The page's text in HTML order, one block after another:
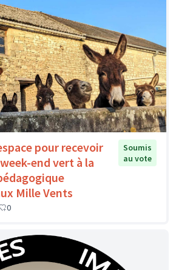
pour recevoir
end vert à la
Mille Vents
Soumis
au vote
0